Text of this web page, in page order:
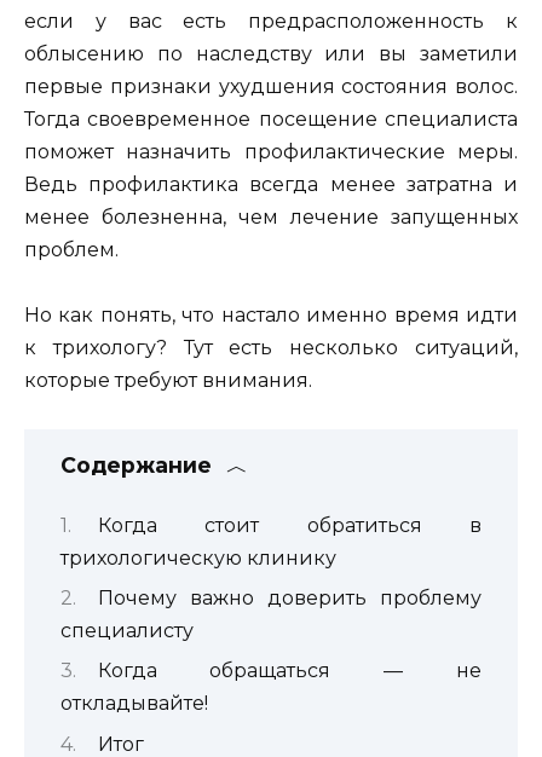
если у вас есть предрасположенность к
облысению по наследству или вы заметили
первые признаки ухудшения состояния волос.
Тогда своевременное посещение специалиста
поможет назначить профилактические меры.
Ведь профилактика всегда менее затратна и
менее болезненна, чем лечение запущенных
проблем.
Но как понять, что настало именно время идти
к трихологу? Тут есть несколько ситуаций,
которые требуют внимания.
Содержание
Когда стоит обратиться в
трихологическую клинику
Почему важно доверить проблему
специалисту
Когда обращаться — не
откладывайте!
Итог